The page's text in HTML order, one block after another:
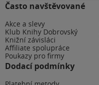
Často navštěvované
Akce a slevy
Klub Knihy Dobrovský
Knižní závisláci
Affiliate spolupráce
Poukazy pro firmy
Dodací podmínky